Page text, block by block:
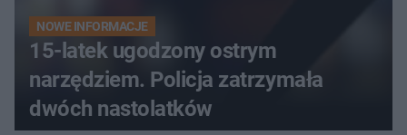
NOWE INFORMACJE
15-latek ugodzony ostrym
narzędziem. Policja zatrzymała
dwóch nastolatków